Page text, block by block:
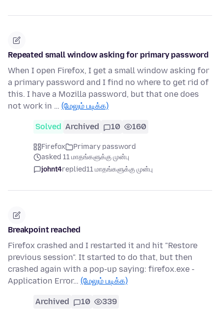
Repeated small window asking for primary password
When I open Firefox, I get a small window asking for
a primary password and I find no where to get rid of
this. I have a Mozilla password, but that one does
not work in … (மேலும் படிக்க)
Solved Archived 10 160
Firefox
Primary password
asked 11 மாதங்களுக்கு முன்பு
johnt4replied11 மாதங்களுக்கு முன்பு
Breakpoint reached
Firefox crashed and I restarted it and hit "Restore
previous session". It started to do that, but then
crashed again with a pop-up saying: firefox.exe -
Application Error… (மேலும் படிக்க)
Archived 10 339